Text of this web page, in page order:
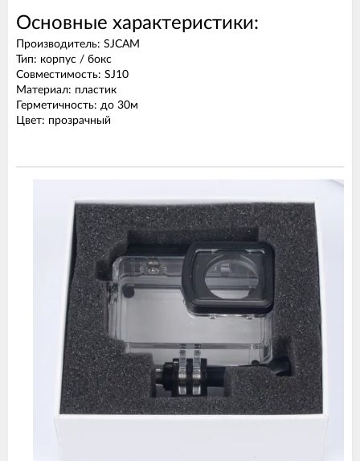
Основные характеристики:
Производитель: SJCAM
Тип: корпус / бокс
Совместимость: SJ10
Материал: пластик
Герметичность: до 30м
Цвет: прозрачный